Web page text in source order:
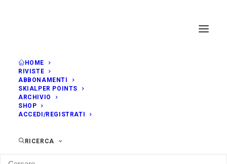
HOME
RIVISTE
ABBONAMENTI
SKIALPER POINTS
ARCHIVIO
SHOP
ACCEDI/REGISTRATI
RICERCA